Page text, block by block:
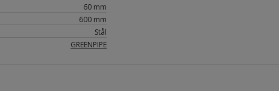
60 mm
600 mm
Stål
GREENPIPE